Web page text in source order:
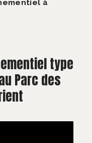
à
type
Parc des